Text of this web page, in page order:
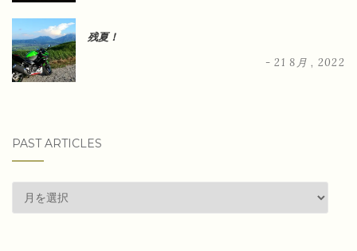
残夏！
- 21 8月 , 2022
PAST ARTICLES
past
articles